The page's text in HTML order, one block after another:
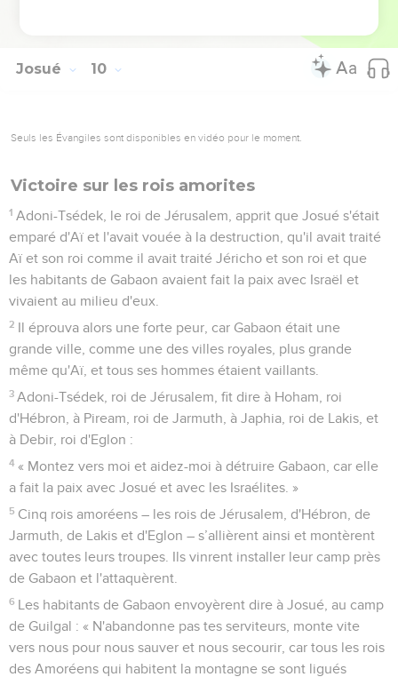
Josué 10
Seuls les Évangiles sont disponibles en vidéo pour le moment.
Victoire sur les rois amorites
1 Adoni-Tsédek, le roi de Jérusalem, apprit que Josué s'était
emparé d'Aï et l'avait vouée à la destruction, qu'il avait traité
Aï et son roi comme il avait traité Jéricho et son roi et que
les habitants de Gabaon avaient fait la paix avec Israël et
vivaient au milieu d'eux.
2 Il éprouva alors une forte peur, car Gabaon était une
grande ville, comme une des villes royales, plus grande
même qu'Aï, et tous ses hommes étaient vaillants.
3 Adoni-Tsédek, roi de Jérusalem, fit dire à Hoham, roi
d'Hébron, à Piream, roi de Jarmuth, à Japhia, roi de Lakis, et
à Debir, roi d'Eglon :
4 « Montez vers moi et aidez-moi à détruire Gabaon, car elle
a fait la paix avec Josué et avec les Israélites. »
5 Cinq rois amoréens – les rois de Jérusalem, d'Hébron, de
Jarmuth, de Lakis et d'Eglon – s’allièrent ainsi et montèrent
avec toutes leurs troupes. Ils vinrent installer leur camp près
de Gabaon et l'attaquèrent.
6 Les habitants de Gabaon envoyèrent dire à Josué, au camp
de Guilgal : « N'abandonne pas tes serviteurs, monte vite
vers nous pour nous sauver et nous secourir, car tous les rois
des Amoréens qui habitent la montagne se sont ligués